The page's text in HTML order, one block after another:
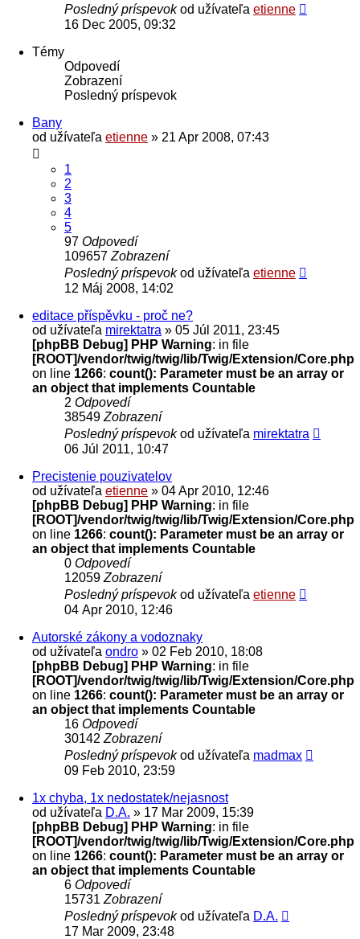
Posledný príspevokod užívateľa etienne
16 Dec 2005, 09:32
Témy
Odpovedí
Zobrazení
Posledný príspevok
Bany
od užívateľa etienne » 21 Apr 2008, 07:43
1
2
3
4
5
97 Odpovedí
109657 Zobrazení
Posledný príspevokod užívateľa etienne
12 Máj 2008, 14:02
editace příspěvku - proč ne?
od užívateľa mirektatra » 05 Júl 2011, 23:45
[phpBB Debug] PHP Warning: in file
[ROOT]/vendor/twig/twig/lib/Twig/Extension/Core.php
on line 1266: count(): Parameter must be an array or
an object that implements Countable
2 Odpovedí
38549 Zobrazení
Posledný príspevokod užívateľa mirektatra
06 Júl 2011, 10:47
Precistenie pouzivatelov
od užívateľa etienne » 04 Apr 2010, 12:46
[phpBB Debug] PHP Warning: in file
[ROOT]/vendor/twig/twig/lib/Twig/Extension/Core.php
on line 1266: count(): Parameter must be an array or
an object that implements Countable
0 Odpovedí
12059 Zobrazení
Posledný príspevokod užívateľa etienne
04 Apr 2010, 12:46
Autorské zákony a vodoznaky
od užívateľa ondro » 02 Feb 2010, 18:08
[phpBB Debug] PHP Warning: in file
[ROOT]/vendor/twig/twig/lib/Twig/Extension/Core.php
on line 1266: count(): Parameter must be an array or
an object that implements Countable
16 Odpovedí
30142 Zobrazení
Posledný príspevokod užívateľa madmax
09 Feb 2010, 23:59
1x chyba, 1x nedostatek/nejasnost
od užívateľa D.A. » 17 Mar 2009, 15:39
[phpBB Debug] PHP Warning: in file
[ROOT]/vendor/twig/twig/lib/Twig/Extension/Core.php
on line 1266: count(): Parameter must be an array or
an object that implements Countable
6 Odpovedí
15731 Zobrazení
Posledný príspevokod užívateľa D.A.
17 Mar 2009, 23:48